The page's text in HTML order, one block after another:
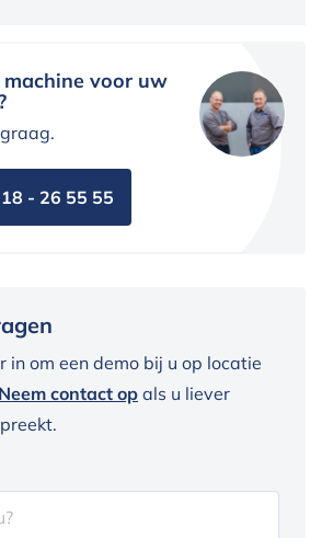
voor uw
- 26 55 55
in om een demo bij u op locatie
Neem contact op als u liever